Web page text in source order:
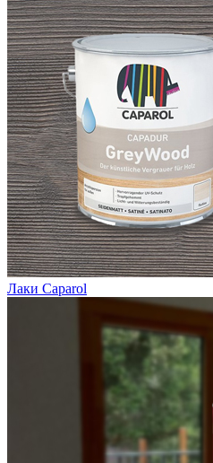
Лаки Caparol